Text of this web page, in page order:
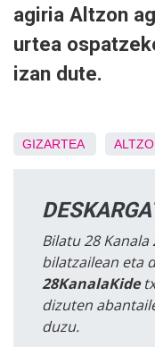
agiria Altzon
urtea
izan dute.
GIZARTEA ALTZO
Bilatu 28
bilatzailean eta
28KanalaKide
dizuten
duzu.